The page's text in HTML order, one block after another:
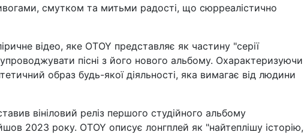
смутком та митьми радості, що сюрреалістично
відео, яке OTOY представляє як частину "серії
пісні з його нового альбому. Охарактеризуючи
образ будь-якої діяльності, яка вимагає від людини
вініловий реліз першого студійного альбому
2023 року. OTOY описує лонгплей як "найтеплішу історію,